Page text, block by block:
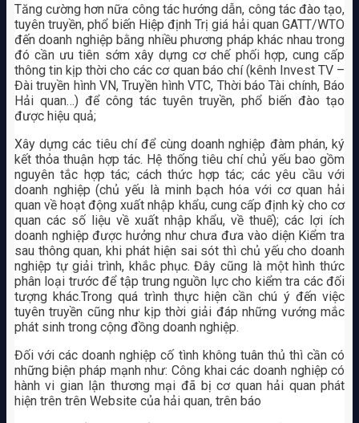
Tăng cường hơn nữa công tác hướng dẫn, công tác đào tạo,
tuyên truyền, phổ biến Hiệp định Trị giá hải quan GATT/WTO
đến doanh nghiệp bằng nhiều phương pháp khác nhau trong
đó cần ưu tiên sớm xây dựng cơ chế phối hợp, cung cấp
thông tin kịp thời cho các cơ quan báo chí (kênh Invest TV –
Đài truyền hình VN, Truyền hình VTC, Thời báo Tài chính, Báo
Hải quan…) để công tác tuyên truyền, phổ biến đào tạo
được hiệu quả;
Xây dựng các tiêu chí để cùng doanh nghiệp đàm phán, ký
kết thỏa thuận hợp tác. Hệ thống tiêu chí chủ yếu bao gồm
nguyên tắc hợp tác; cách thức hợp tác; các yêu cầu với
doanh nghiệp (chủ yếu là minh bạch hóa với cơ quan hải
quan về hoạt động xuất nhập khẩu, cung cấp định kỳ cho cơ
quan các số liệu về xuất nhập khẩu, về thuế); các lợi ích
doanh nghiệp được hưởng như chưa đưa vào diện Kiểm tra
sau thông quan, khi phát hiện sai sót thì chủ yếu cho doanh
nghiệp tự giải trình, khắc phục. Đây cũng là một hình thức
phân loại trước để tập trung nguồn lực cho kiểm tra các đối
tượng khác.Trong quá trình thực hiện cần chú ý đến việc
tuyên truyền cũng như kịp thời giải đáp những vướng mắc
phát sinh trong cộng đồng doanh nghiệp.
Đối với các doanh nghiệp cố tình không tuân thủ thì cần có
những biện pháp mạnh như: Công khai các doanh nghiệp có
hành vi gian lận thương mại đã bị cơ quan hải quan phát
hiện trên trên Website của hải quan, trên báo